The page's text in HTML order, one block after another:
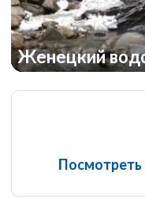
Женецкий
Посмотреть